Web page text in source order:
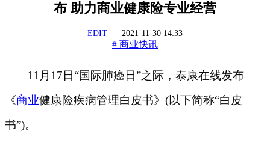
布 助力商业健康险专业经营
EDIT 2021-11-30 14:33
# 商业快讯
11月17日“国际肺癌日”之际，泰康在线发布
《商业健康险疾病管理白皮书》(以下简称“白皮
书”)。